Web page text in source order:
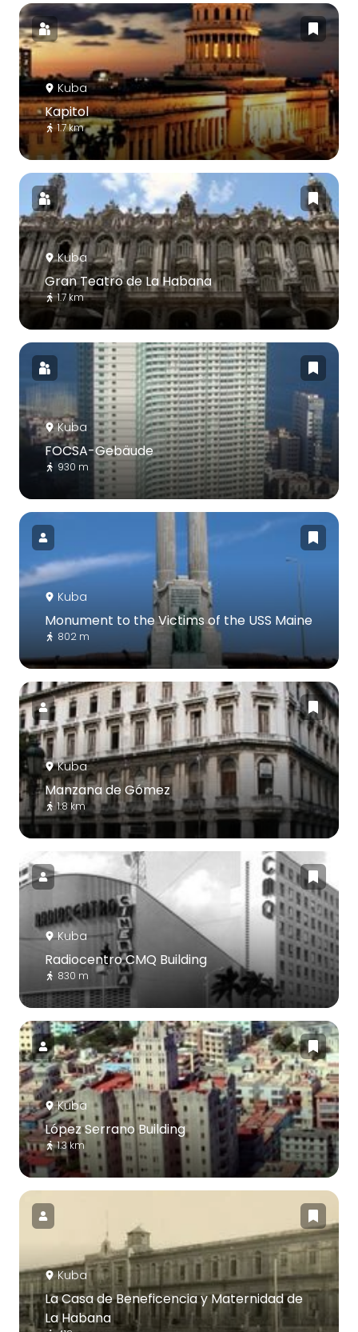
Kuba
Kapitol
1.7 km
Kuba
Gran Teatro de La Habana
1.7 km
Kuba
FOCSA-Gebäude
930 m
Kuba
Monument to the Victims of the USS Maine
802 m
Kuba
Manzana de Gómez
1.8 km
Kuba
Radiocentro CMQ Building
830 m
Kuba
López Serrano Building
1.3 km
Kuba
La Casa de Beneficencia y Maternidad de
La Habana